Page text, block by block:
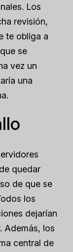
Los
revisión,
te obliga a
se
vez un
una
quedar
de que se
los
dejarían
Además, los
central de